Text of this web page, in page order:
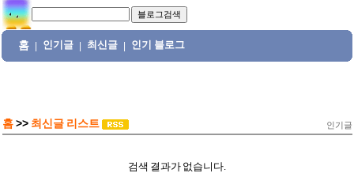
홈 인기글 최신글 인기 블로그
홈 >> 최신글 리스트 인기글
검색 결과가 없습니다.